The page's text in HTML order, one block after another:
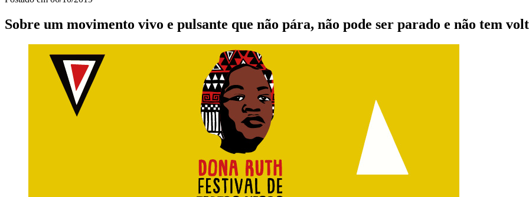
Sobre um movimento vivo e pulsante que não pára, não pode ser parado e não tem